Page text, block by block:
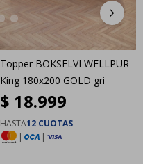
Topper BOKSELVI WELLPUR
King 180x200 GOLD gri
$ 18.999
HASTA12 CUOTAS
|
|